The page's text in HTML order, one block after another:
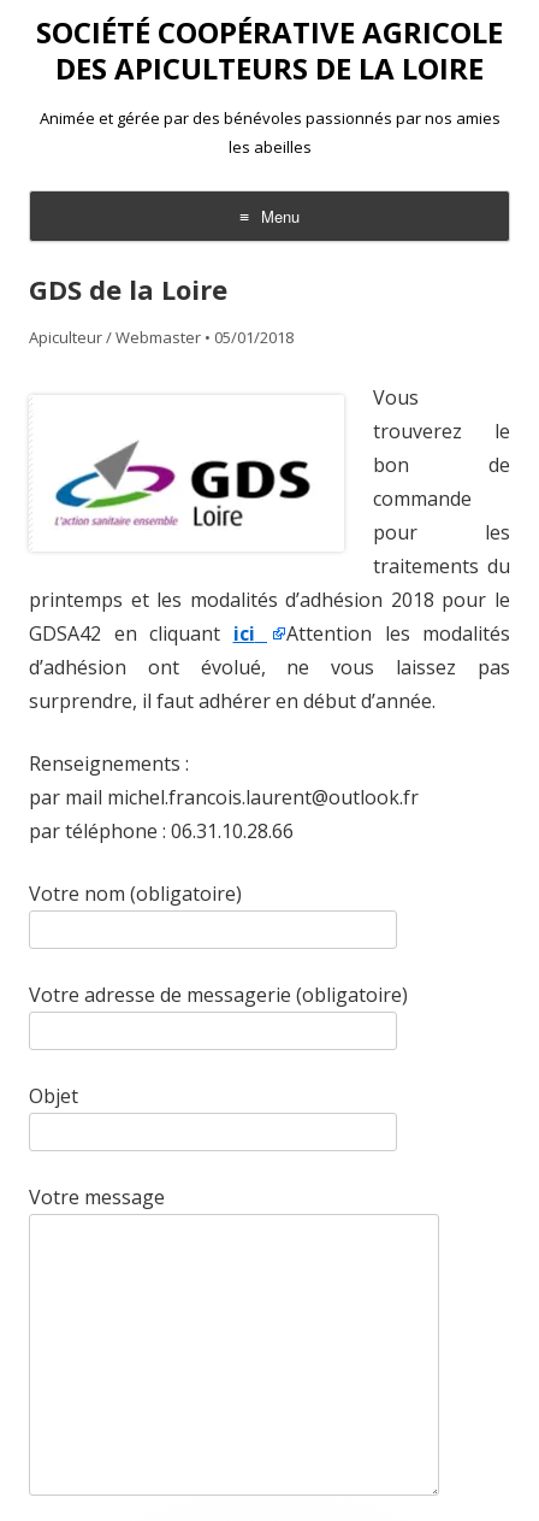
SOCIÉTÉ COOPÉRATIVE AGRICOLE
DES APICULTEURS DE LA LOIRE
Animée et gérée par des bénévoles passionnés par nos amies
les abeilles
Menu
Aller
contenu
GDS de la Loire
Apiculteur / Webmaster • 05/01/2018
Vous
trouverez le
bon de
commande
pour les
traitements du
printemps et les modalités d’adhésion 2018 pour le
GDSA42 en cliquant ici
Attention les modalités
d’adhésion ont évolué, ne vous laissez pas
surprendre, il faut adhérer en début d’année.
Renseignements :
par mail michel.francois.laurent@outlook.fr
par téléphone : 06.31.10.28.66
Votre nom (obligatoire)
Votre adresse de messagerie (obligatoire)
Objet
Votre message